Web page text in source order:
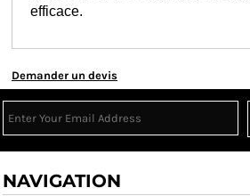
efficace.
Demander un devis
NAVIGATION